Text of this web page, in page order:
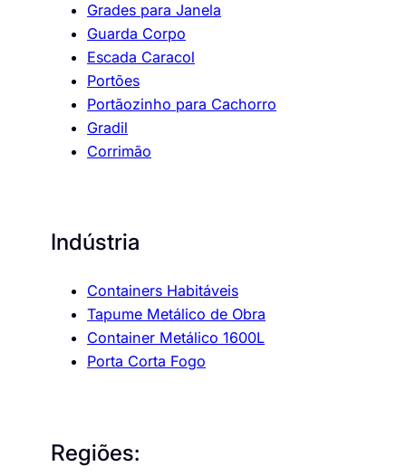
Grades para Janela
Guarda Corpo
Escada Caracol
Portões
Portãozinho para Cachorro
Gradil
Corrimão
Indústria
Containers Habitáveis
Tapume Metálico de Obra
Container Metálico 1600L
Porta Corta Fogo
Regiões: